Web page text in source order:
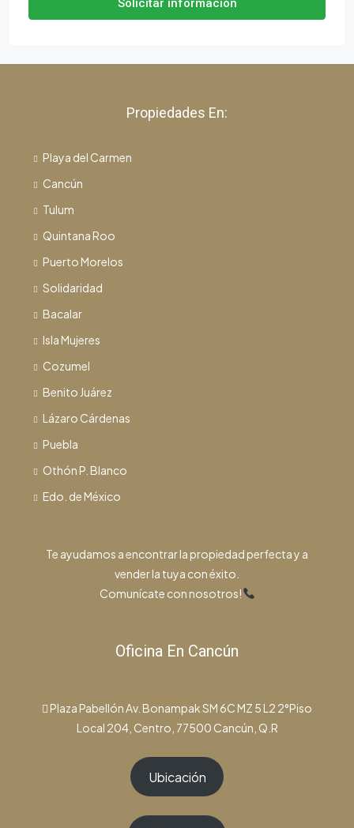
Solicitar información
Propiedades En:
Playa del Carmen
Cancún
Tulum
Quintana Roo
Puerto Morelos
Solidaridad
Bacalar
Isla Mujeres
Cozumel
Benito Juárez
Lázaro Cárdenas
Puebla
Othón P. Blanco
Edo. de México
Te ayudamos a encontrar la propiedad perfecta y a
vender la tuya con éxito.
Comunícate con nosotros!
Oficina En Cancún
Plaza Pabellón Av. Bonampak SM 6C MZ 5 L2 2°Piso
Local 204, Centro, 77500 Cancún, Q.R
Ubicación